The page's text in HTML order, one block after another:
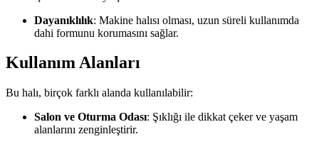
Dayanıklılık: Makine halısı olması, uzun süreli kullanımda
dahi formunu korumasını sağlar.
Kullanım Alanları
Bu halı, birçok farklı alanda kullanılabilir:
Salon ve Oturma Odası: Şıklığı ile dikkat çeker ve yaşam
alanlarını zenginleştirir.